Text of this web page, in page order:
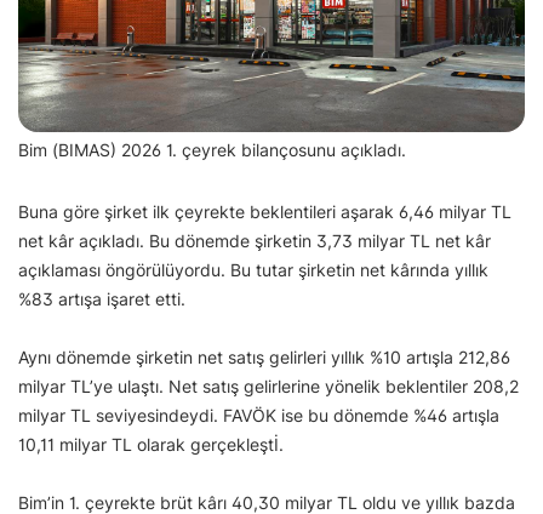
Bim (BIMAS) 2026 1. çeyrek bilançosunu açıkladı.
Buna göre şirket ilk çeyrekte beklentileri aşarak 6,46 milyar TL
net kâr açıkladı. Bu dönemde şirketin 3,73 milyar TL net kâr
açıklaması öngörülüyordu. Bu tutar şirketin net kârında yıllık
%83 artışa işaret etti.
Aynı dönemde şirketin net satış gelirleri yıllık %10 artışla 212,86
milyar TL’ye ulaştı. Net satış gelirlerine yönelik beklentiler 208,2
milyar TL seviyesindeydi. FAVÖK ise bu dönemde %46 artışla
10,11 milyar TL olarak gerçekleştİ.
Bim’in 1. çeyrekte brüt kârı 40,30 milyar TL oldu ve yıllık bazda